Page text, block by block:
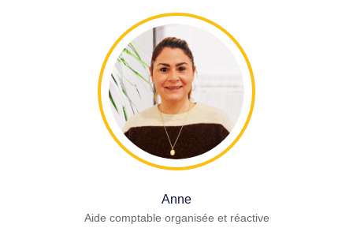
Anne
Aide comptable organisée et réactive